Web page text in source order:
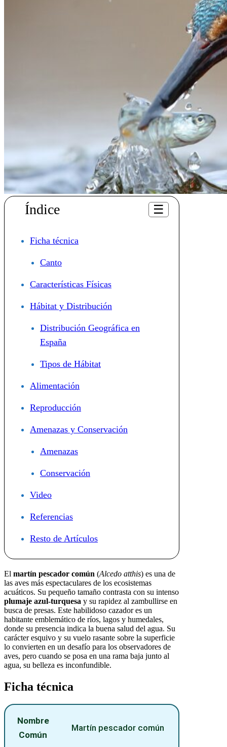
Índice ☰
Ficha técnica
Canto
Características Físicas
Hábitat y Distribución
Distribución Geográfica en
España
Tipos de Hábitat
Alimentación
Reproducción
Amenazas y Conservación
Amenazas
Conservación
Video
Referencias
Resto de Artículos
El martín pescador común (Alcedo atthis) es una de
las aves más espectaculares de los ecosistemas
acuáticos. Su pequeño tamaño contrasta con su intenso
plumaje azul-turquesa y su rapidez al zambullirse en
busca de presas. Este habilidoso cazador es un
habitante emblemático de ríos, lagos y humedales,
donde su presencia indica la buena salud del agua. Su
carácter esquivo y su vuelo rasante sobre la superficie
lo convierten en un desafío para los observadores de
aves, pero cuando se posa en una rama baja junto al
agua, su belleza es inconfundible.
Ficha técnica
Nombre
Común
Martín pescador común